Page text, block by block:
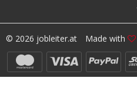
© 2026 jobleiter.at Made with